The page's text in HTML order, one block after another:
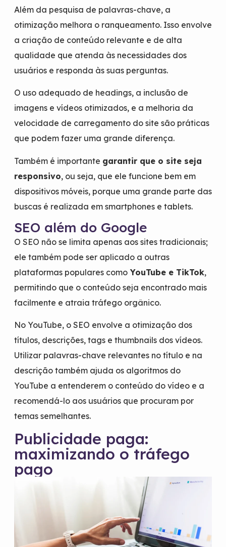
Além da pesquisa de palavras-chave, a
otimização melhora o ranqueamento. Isso envolve
a criação de conteúdo relevante e de alta
qualidade que atenda às necessidades dos
usuários e responda às suas perguntas.
O uso adequado de headings, a inclusão de
imagens e vídeos otimizados, e a melhoria da
velocidade de carregamento do site são práticas
que podem fazer uma grande diferença.
Também é importante garantir que o site seja
responsivo, ou seja, que ele funcione bem em
dispositivos móveis, porque uma grande parte das
buscas é realizada em smartphones e tablets.
SEO além do Google
O SEO não se limita apenas aos sites tradicionais;
ele também pode ser aplicado a outras
plataformas populares comoYouTube e TikTok,
permitindo que o conteúdo seja encontrado mais
facilmente e atraia tráfego orgânico.
No YouTube, o SEO envolve a otimização dos
títulos, descrições, tags e thumbnails dos vídeos.
Utilizar palavras-chave relevantes no título e na
descrição também ajuda os algoritmos do
YouTube a entenderem o conteúdo do vídeo e a
recomendá-lo aos usuários que procuram por
temas semelhantes.
Publicidade paga:
maximizando o tráfego
pago